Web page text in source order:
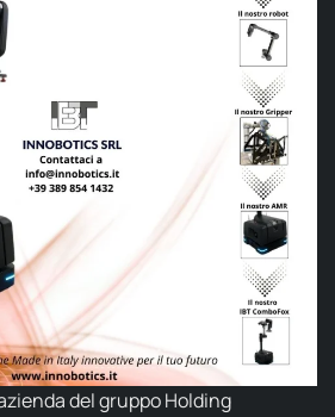
del gruppo Holding